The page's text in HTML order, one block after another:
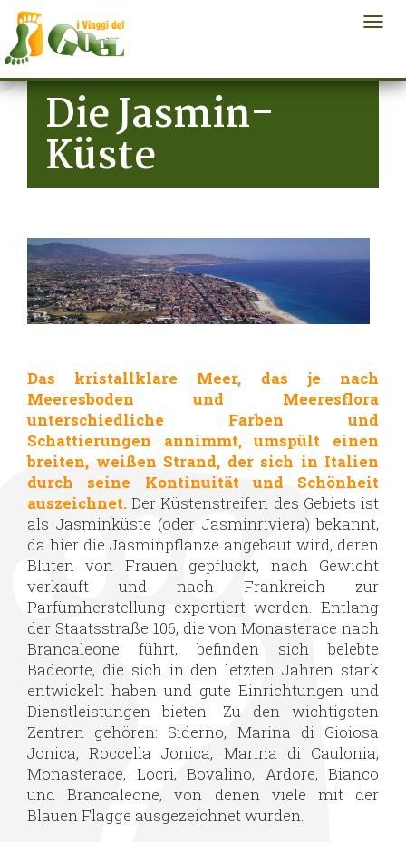
Skip to main content
Die Jasmin-
Küste
Das kristallklare Meer, das je nach
Meeresboden und Meeresflora
unterschiedliche Farben und
Schattierungen annimmt, umspült einen
breiten, weißen Strand, der sich in Italien
durch seine Kontinuität und Schönheit
auszeichnet. Der Küstenstreifen des Gebiets ist
als Jasminküste (oder Jasminriviera) bekannt,
da hier die Jasminpflanze angebaut wird, deren
Blüten von Frauen gepflückt, nach Gewicht
verkauft und nach Frankreich zur
Parfümherstellung exportiert werden. Entlang
der Staatsstraße 106, die von Monasterace nach
Brancaleone führt, befinden sich belebte
Badeorte, die sich in den letzten Jahren stark
entwickelt haben und gute Einrichtungen und
Dienstleistungen bieten. Zu den wichtigsten
Zentren gehören: Siderno, Marina di Gioiosa
Jonica, Roccella Jonica, Marina di Caulonia,
Monasterace, Locri, Bovalino, Ardore, Bianco
und Brancaleone, von denen viele mit der
Blauen Flagge ausgezeichnet wurden.